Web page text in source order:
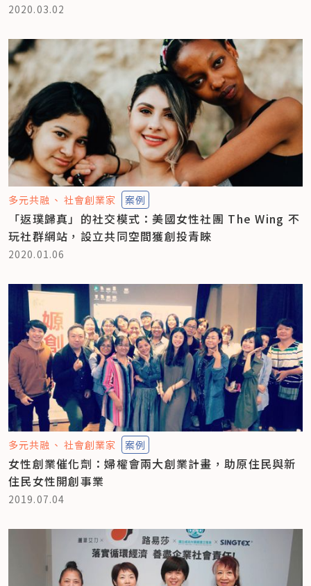
2020.03.02
多元共融 社會創業家 案例
「返璞歸真」的社交模式：美國女性社團 The Wing 不
玩社群網站，設立共同空間獲創投青睞
2020.01.06
多元共融 社會創業家 案例
女性創業催化劑：婦權會兩大創業計畫，助原住民與新
住民女性開創事業
2019.07.04